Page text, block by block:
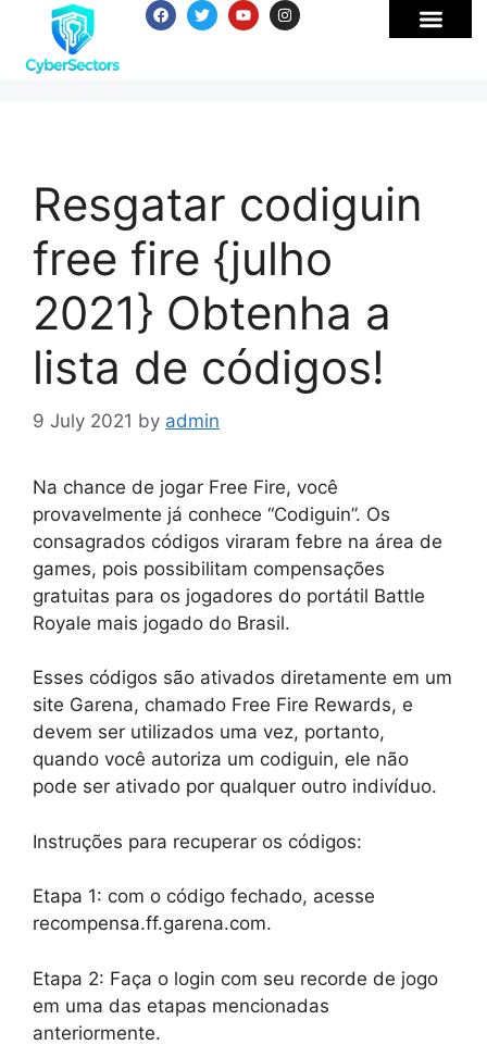
Resgatar codiguin
free fire {julho
2021} Obtenha a
lista de códigos!
9 July 2021 by admin
Na chance de jogar Free Fire, você
provavelmente já conhece “Codiguin”. Os
consagrados códigos viraram febre na área de
games, pois possibilitam compensações
gratuitas para os jogadores do portátil Battle
Royale mais jogado do Brasil.
Esses códigos são ativados diretamente em um
site Garena, chamado Free Fire Rewards, e
devem ser utilizados uma vez, portanto,
quando você autoriza um codiguin, ele não
pode ser ativado por qualquer outro indivíduo.
Instruções para recuperar os códigos:
Etapa 1: com o código fechado, acesse
recompensa.ff.garena.com.
Etapa 2: Faça o login com seu recorde de jogo
em uma das etapas mencionadas
anteriormente.